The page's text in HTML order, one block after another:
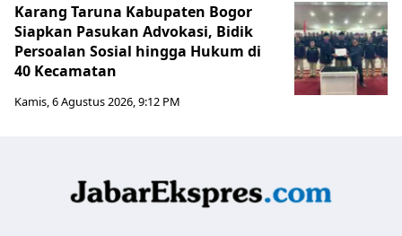
Karang Taruna Kabupaten Bogor
Siapkan Pasukan Advokasi, Bidik
Persoalan Sosial hingga Hukum di
40 Kecamatan
Kamis, 6 Agustus 2026, 9:12 PM